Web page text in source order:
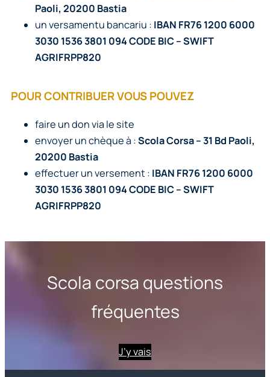
Paoli, 20200 Bastia
un versamentu bancariu : IBAN FR76 1200 6000
3030 1536 3801 094 CODE BIC – SWIFT
AGRIFRPP820
POUR CONTRIBUER VOUS POUVEZ
faire un don via le site
envoyer un chèque à :Scola Corsa – 31 Bd Paoli,
20200 Bastia
effectuer un versement : IBAN FR76 1200 6000
3030 1536 3801 094 CODE BIC – SWIFT
AGRIFRPP820
Scola corsa questions
fréquentes
J’y vais